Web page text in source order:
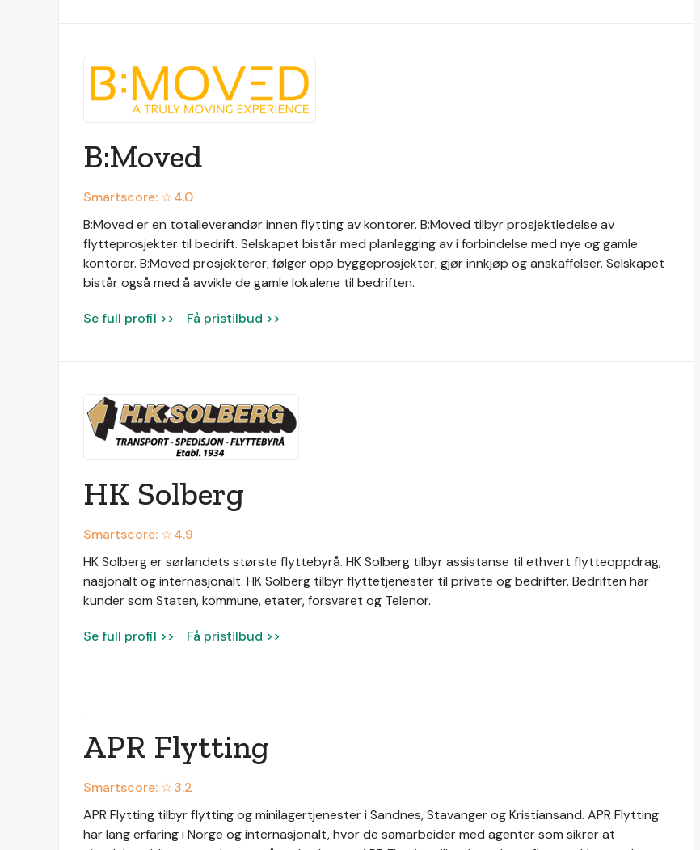
B:Moved
Smartscore: ☆4.0
B:Moved er en totalleverandør innen flytting av kontorer. B:Moved tilbyr prosjektledelse av
flytteprosjekter til bedrift. Selskapet bistår med planlegging av i forbindelse med nye og gamle
kontorer. B:Moved prosjekterer, følger opp byggeprosjekter, gjør innkjøp og anskaffelser. Selskapet
bistår også med å avvikle de gamle lokalene til bedriften.
Se full profil >> Få pristilbud >>
HK Solberg
Smartscore: ☆4.9
HK Solberg er sørlandets største flyttebyrå. HK Solberg tilbyr assistanse til ethvert flytteoppdrag,
nasjonalt og internasjonalt. HK Solberg tilbyr flyttetjenester til private og bedrifter. Bedriften har
kunder som Staten, kommune, etater, forsvaret og Telenor.
Se full profil >> Få pristilbud >>
APR Flytting
Smartscore: ☆3.2
APR Flytting tilbyr flytting og minilagertjenester i Sandnes, Stavanger og Kristiansand. APR Flytting
har lang erfaring i Norge og internasjonalt, hvor de samarbeider med agenter som sikrer at